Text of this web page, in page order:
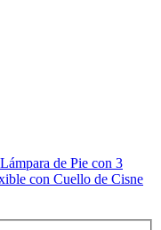
de Pie con 3
con Cuello de Cisne